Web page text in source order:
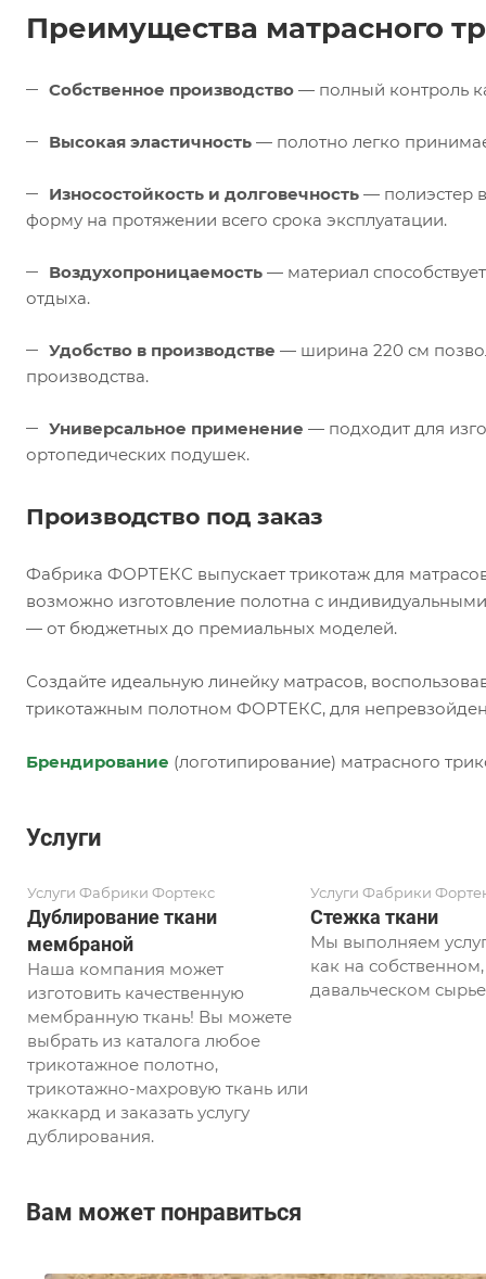
Преимущества матрасного
Собственное производство — полный контроль
Высокая эластичность — полотно легко
Износостойкость и долговечность — полиэстер
форму на протяжении всего срока эксплуатации.
Воздухопроницаемость — материал
отдыха.
Удобство в производстве — ширина 220 см
производства.
Универсальное применение — подходит для
ортопедических подушек.
Производство под заказ
Фабрика ФОРТЕКС выпускает трикотаж для
возможно изготовление полотна с
— от бюджетных до премиальных моделей.
Создайте идеальную линейку матрасов,
трикотажным полотном ФОРТЕКС, для
Брендирование (логотипирование) матрасного
Услуги
Услуги Фабрики Фортекс
Дублирование ткани
мембраной
Наша компания может
изготовить качественную
мембранную ткань! Вы можете
выбрать из каталога любое
трикотажное полотно,
трикотажно-махровую ткань или
жаккард и заказать услугу
дублирования.
Услуги Фабрики
Стежка ткани
Мы выполняем
как на
давальческом
Вам может понравиться